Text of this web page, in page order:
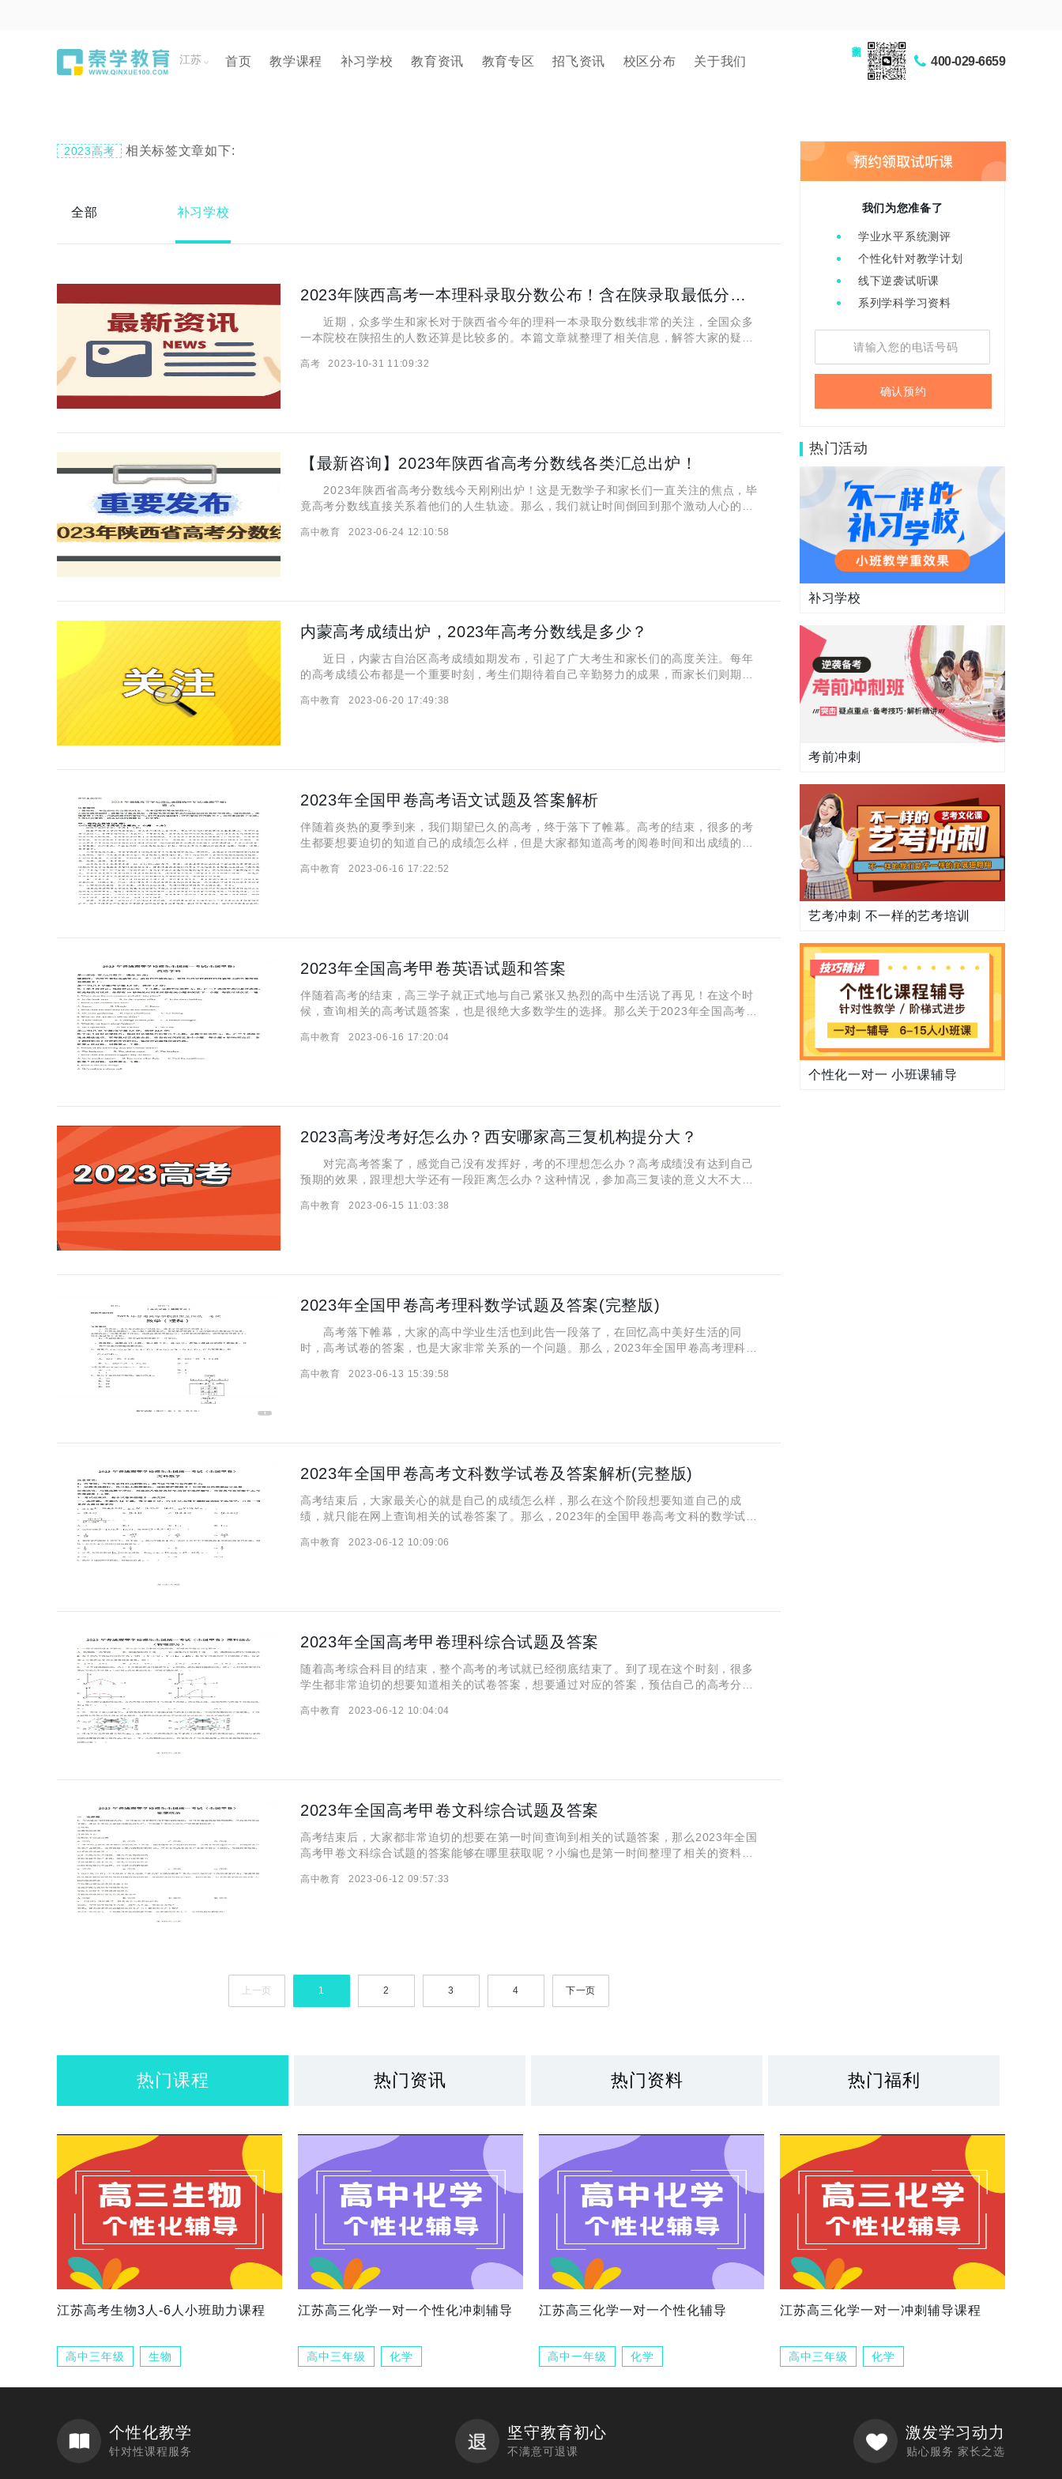
江苏 首页 教学课程 补习学校 教育资讯 教育专区 招飞资讯 校区分布 关于我们 400-029-6659
2023高考 相关标签文章如下:
全部 补习学校
2023年陕西高考一本理科录取分数公布！含在陕录取最低分及最低位次！
近期，众多学生和家长对于陕西省今年的理科一本录取分数线非常的关注，全国众多
一本院校在陕招生的人数还算是比较多的。本篇文章就整理了相关信息，解答大家的疑
理科录取分数的整理汇总，为千千万万的学子和家长带来了新的参考。最后，
高考 2023-10-31 11:09:32
【最新咨询】2023年陕西省高考分数线各类汇总出炉！
2023年陕西省高考分数线今天刚刚出炉！这是无数学子和家长们一直关注的焦点，毕
竟高考分数线直接关系着他们的人生轨迹。那么，我们就让时间倒回到那个激动人心的时
总】 无论你是即将参加高考的学子，还是家长、老师，都可
高中教育 2023-06-24 12:10:58
内蒙高考成绩出炉，2023年高考分数线是多少？
近日，内蒙古自治区高考成绩如期发布，引起了广大考生和家长们的高度关注。每年
的高考成绩公布都是一个重要时刻，考生们期待着自己辛勤努力的成果，而家长们则期盼
大家揭晓了今年内蒙古高考的成绩水平。 内蒙古西安伊顿补习学校
高中教育 2023-06-20 17:49:38
2023年全国甲卷高考语文试题及答案解析
伴随着炎热的夏季到来，我们期望已久的高考，终于落下了帷幕。高考的结束，很多的考
生都要想要迫切的知道自己的成绩怎么样，但是大家都知道高考的阅卷时间和出成绩的时
法，今天小编就为大家带来了2023年全国甲卷的高考语文试题及答案解
高中教育 2023-06-16 17:22:52
2023年全国高考甲卷英语试题和答案
伴随着高考的结束，高三学子就正式地与自己紧张又热烈的高中生活说了再见！在这个时
候，查询相关的高考试题答案，也是很绝大多数学生的选择。那么关于2023年全国高考甲
题和答案，希望通过小编整理的内容，大家能够对自己今年的英语
高中教育 2023-06-16 17:20:04
2023高考没考好怎么办？西安哪家高三复机构提分大？
对完高考答案了，感觉自己没有发挥好，考的不理想怎么办？高考成绩没有达到自己
预期的效果，跟理想大学还有一段距离怎么办？这种情况，参加高三复读的意义大不大？
大呢？关于高三复读，这都是各位学生和家长关心的问题，本篇文章
高中教育 2023-06-15 11:03:38
2023年全国甲卷高考理科数学试题及答案(完整版)
高考落下帷幕，大家的高中学业生活也到此告一段落了，在回忆高中美好生活的同
时，高考试卷的答案，也是大家非常关系的一个问题。那么，2023年全国甲卷高考理科数
更是一门拉分的好科目，下面，就跟小编一起来看看2023年全国甲卷
高中教育 2023-06-13 15:39:58
2023年全国甲卷高考文科数学试卷及答案解析(完整版)
高考结束后，大家最关心的就是自己的成绩怎么样，那么在这个阶段想要知道自己的成
绩，就只能在网上查询相关的试卷答案了。那么，2023年的全国甲卷高考文科的数学试题
的，小编已经将2023年全国甲卷高考文科数学试卷及答案解析(完整
高中教育 2023-06-12 10:09:06
2023年全国高考甲卷理科综合试题及答案
随着高考综合科目的结束，整个高考的考试就已经彻底结束了。到了现在这个时刻，很多
学生都非常迫切的想要知道相关的试卷答案，想要通过对应的答案，预估自己的高考分
知大家的需求，已经将2023年全国高考甲卷理科综
高中教育 2023-06-12 10:04:04
2023年全国高考甲卷文科综合试题及答案
高考结束后，大家都非常迫切的想要在第一时间查询到相关的试题答案，那么2023年全国
高考甲卷文科综合试题的答案能够在哪里获取呢？小编也是第一时间整理了相关的资料，
看看吧~ 高考结束后，高中生涯就在
高中教育 2023-06-12 09:57:33
上一页 1 2 3 4 下一页
我们为您准备了
学业水平系统测评
个性化针对教学计划
线下逆袭试听课
系列学科学习资料
确认预约
热门活动
补习学校
考前冲刺
艺考冲刺 不一样的艺考培训
个性化一对一 小班课辅导
热门课程 热门资讯 热门资料 热门福利
江苏高考生物3人-6人小班助力课程
高中三年级 生物
江苏高三化学一对一个性化冲刺辅导
高中三年级 化学
江苏高三化学一对一个性化辅导
高中一年级 化学
江苏高三化学一对一冲刺辅导课程
高中三年级 化学
个性化教学
针对性课程服务
坚守教育初心
不满意可退课
激发学习动力
贴心服务 家长之选